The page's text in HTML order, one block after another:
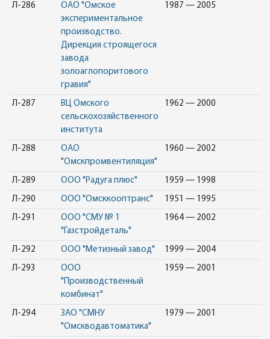
Л-286
ОАО "Омское
экспериментальное
производство.
Дирекция строящегося
завода
золоаглопоритового
гравия"
1987 — 2005
Л-287
ВЦ Омского
сельскохозяйственного
института
1962 — 2000
Л-288
ОАО
"Омскпромвентиляция"
1960 — 2002
Л-289 ООО "Радуга плюс" 1959 — 1998
Л-290 ООО "Омсккооптранс" 1951 — 1995
Л-291
ООО "СМУ № 1
"Газстройдеталь"
1964 — 2002
Л-292 ООО "Метизный завод" 1999 — 2004
Л-293
ООО
"Производственный
комбинат"
1959 — 2001
Л-294
ЗАО "СМНУ
"Омскводавтоматика"
1979 — 2001